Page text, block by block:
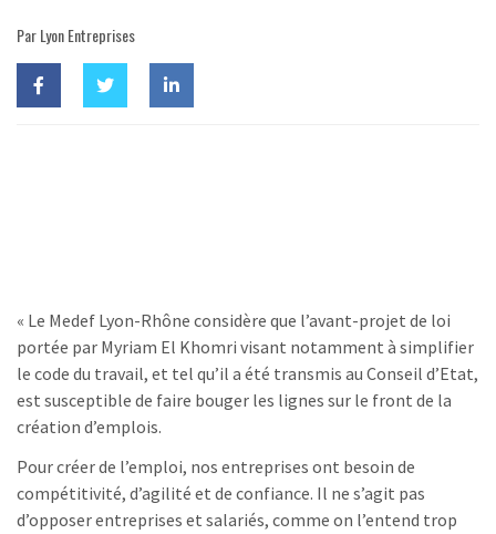
Par Lyon Entreprises
« Le Medef Lyon-Rhône considère que l’avant-projet de loi
portée par Myriam El Khomri visant notamment à simplifier
le code du travail, et tel qu’il a été transmis au Conseil d’Etat,
est susceptible de faire bouger les lignes sur le front de la
création d’emplois.
Pour créer de l’emploi, nos entreprises ont besoin de
compétitivité, d’agilité et de confiance. Il ne s’agit pas
d’opposer entreprises et salariés, comme on l’entend trop